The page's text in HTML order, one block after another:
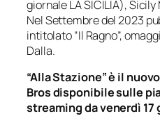
giornale LA SICILIA),
Nel Settembre del 2023
intitolato “Il Ragno”,
Dalla.
“Alla Stazione” è il
Bros disponibile sulle
streaming da venerdì 17